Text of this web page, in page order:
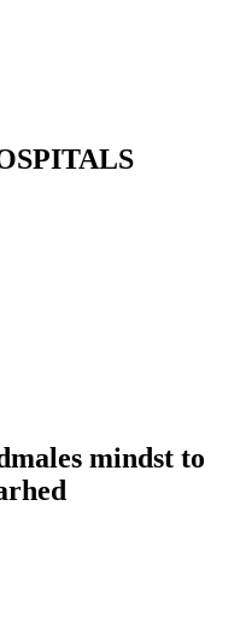
mindst to